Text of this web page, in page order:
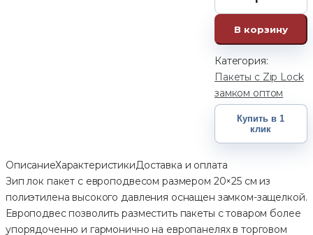
В корзину
Категория:
Пакеты с Zip Lock
замком оптом
Купить в 1
клик
ОписаниеХарактеристикиДоставка и оплата
Зип лок пакет с европодвесом размером 20×25 см из
полиэтилена высокого давления оснащен замком-защелкой.
Европодвес позволить разместить пакеты с товаром более
упорядоченно и гармонично на европанелях в торговом